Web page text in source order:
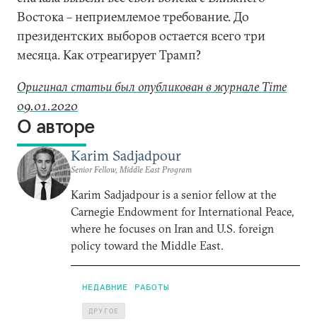
Востока – неприемлемое требование. До
президентских выборов остается всего три
месяца. Как отреагирует Трамп?
Оригинал статьи был опубликован в журнале Time
09.01.2020
О авторе
Karim Sadjadpour
Senior Fellow, Middle East Program
Karim Sadjadpour is a senior fellow at the
Carnegie Endowment for International Peace,
where he focuses on Iran and U.S. foreign
policy toward the Middle East.
НЕДАВНИЕ РАБОТЫ
ДРУГОЕ